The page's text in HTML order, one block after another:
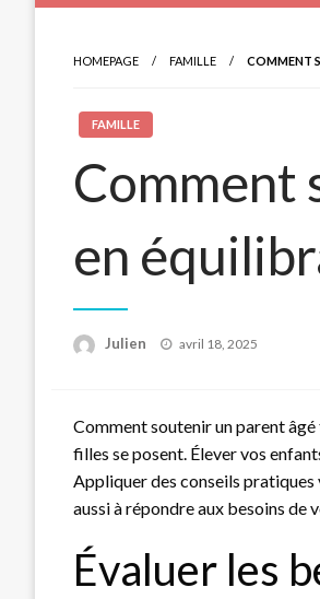
HOMEPAGE FAMILLE COMMENT
FAMILLE
Comment
en
Julien
Posted
avril 18, 2025
Comment soutenir un parent
filles se posent. Élever vos
Appliquer des conseils pratiques
aussi à répondre aux besoins
Évaluer les